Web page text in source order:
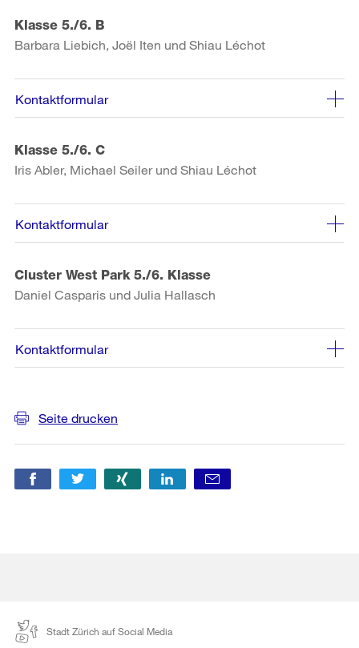
Klasse 5./6. B
Barbara Liebich, Joël Iten und Shiau Léchot
Kontaktformular
Klasse 5./6. C
Iris Abler, Michael Seiler und Shiau Léchot
Kontaktformular
Cluster West Park 5./6. Klasse
Daniel Casparis und Julia Hallasch
Kontaktformular
Informationen
Seite drucken
Stadt Zürich auf Social Media